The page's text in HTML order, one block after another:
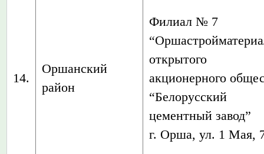
14.
Оршанский
район
Филиал № 7
открытого
акционерного
“Белорусский
цементный завод”
г. Орша, ул. 1 Мая,